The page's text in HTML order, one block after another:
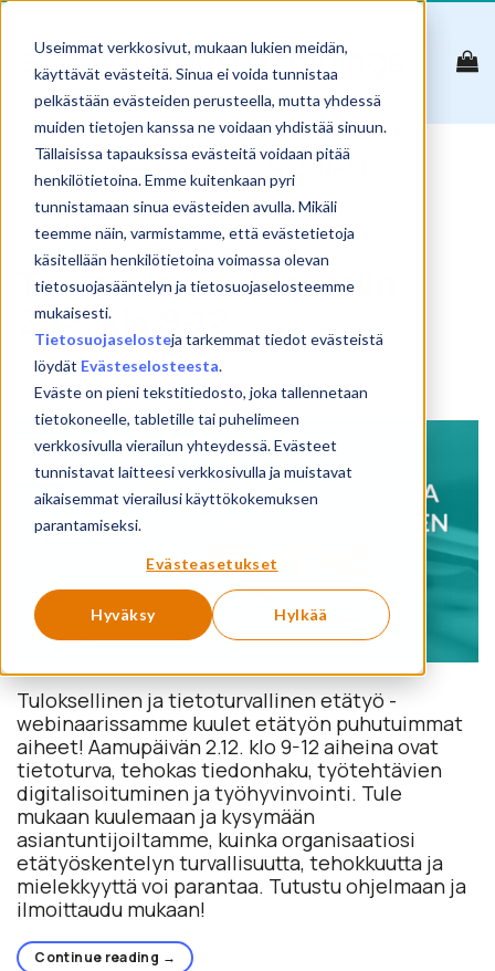
Useimmat verkkosivut, mukaan lukien meidän,
käyttävät evästeitä. Sinua ei voida tunnistaa
pelkästään evästeiden perusteella, mutta yhdessä
muiden tietojen kanssa ne voidaan yhdistää sinuun.
Tällaisissa tapauksissa evästeitä voidaan pitää
henkilötietoina. Emme kuitenkaan pyri
tunnistamaan sinua evästeiden avulla. Mikäli
teemme näin, varmistamme, että evästetietoja
käsitellään henkilötietoina voimassa olevan
tietosuojasääntelyn ja tietosuojaselosteemme
mukaisesti.
Tietosuojaselosteja tarkemmat tiedot evästeistä
löydät Evästeselosteesta.
Eväste on pieni tekstitiedosto, joka tallennetaan
tietokoneelle, tabletille tai puhelimeen
verkkosivulla vierailun yhteydessä. Evästeet
tunnistavat laitteesi verkkosivulla ja muistavat
aikaisemmat vierailusi käyttökokemuksen
parantamiseksi.
Evästeasetukset
Hyväksy Hylkää
Skip
content
TAG ARCHIVES: WEBINAARI
UUTISET
Tervetuloa webinaariin
2.12. klo 9-12
POSTED ON 10.11.2020 BY SAMULI KOSKINEN
10
marras
Tuloksellinen ja tietoturvallinen etätyö -
webinaarissamme kuulet etätyön puhutuimmat
aiheet! Aamupäivän 2.12. klo 9-12 aiheina ovat
tietoturva, tehokas tiedonhaku, työtehtävien
digitalisoituminen ja työhyvinvointi. Tule
mukaan kuulemaan ja kysymään
asiantuntijoiltamme, kuinka organisaatiosi
etätyöskentelyn turvallisuutta, tehokkuutta ja
mielekkyyttä voi parantaa. Tutustu ohjelmaan ja
ilmoittaudu mukaan!
Continue reading →